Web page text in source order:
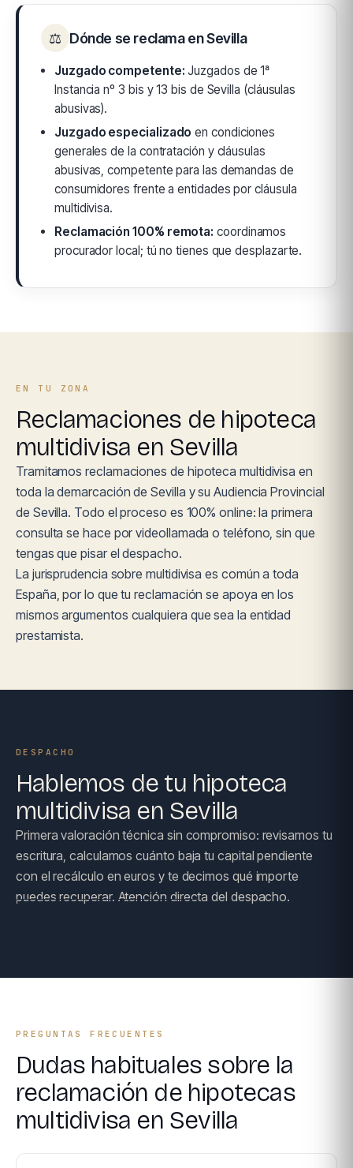
⚖ Dónde se reclama en Sevilla
Juzgado competente: Juzgados de 1ª
Instancia nº 3 bis y 13 bis de Sevilla (cláusulas
abusivas).
Juzgado especializado en condiciones
generales de la contratación y cláusulas
abusivas, competente para las demandas de
consumidores frente a entidades por cláusula
multidivisa.
Reclamación 100% remota: coordinamos
procurador local; tú no tienes que desplazarte.
EN TU ZONA
Reclamaciones de hipoteca
multidivisa en Sevilla
Tramitamos reclamaciones de hipoteca multidivisa en
toda la demarcación de Sevilla y su Audiencia Provincial
de Sevilla. Todo el proceso es 100% online: la primera
consulta se hace por videollamada o teléfono, sin que
tengas que pisar el despacho.
La jurisprudencia sobre multidivisa es común a toda
España, por lo que tu reclamación se apoya en los
mismos argumentos cualquiera que sea la entidad
prestamista.
DESPACHO
Hablemos de tu hipoteca
multidivisa en Sevilla
Primera valoración técnica sin compromiso: revisamos tu
escritura, calculamos cuánto baja tu capital pendiente
con el recálculo en euros y te decimos qué importe
puedes recuperar. Atención directa del despacho.
PREGUNTAS FRECUENTES
Dudas habituales sobre la
reclamación de hipotecas
multidivisa en Sevilla